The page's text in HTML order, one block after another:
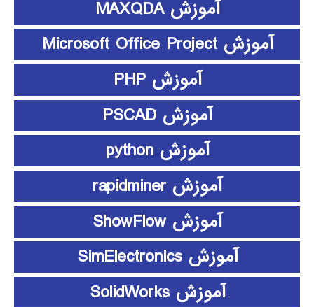
آموزش MAXQDA
آموزش Microsoft Office Project
آموزش PHP
آموزش PSCAD
آموزش python
آموزش rapidminer
آموزش ShowFlow
آموزش SimElectronics
آموزش SolidWorks